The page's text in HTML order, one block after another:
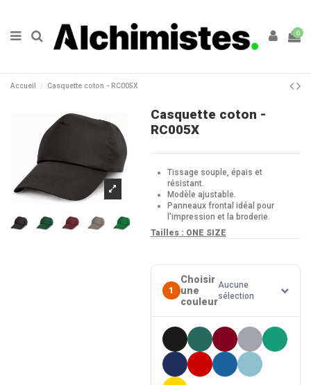
0
Accueil Casquette coton - RC005X
Casquette coton -
RC005X
Tissage souple, épais et
résistant.
Modèle ajustable.
Panneaux frontal idéal pour
l'impression et la broderie.
Tailles : ONE SIZE
1
Choisir
une
couleur
Aucune
sélection